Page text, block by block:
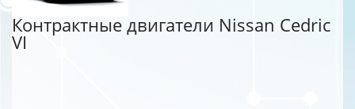
Контрактные двигатели Nissan Cedric
VI